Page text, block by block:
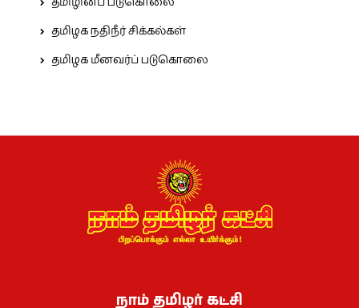
தமிழக நதிநீர் சிக்கல்கள்
தமிழக மீனவர்ப் படுகொலை
நாம் தமிழர் கட்சி